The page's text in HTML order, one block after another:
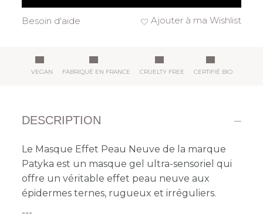
Ajouter à ma Wishlist
Besoin d'aide
VEGAN FABRIQUÉ EN FRANCE CRUELTY FREE CERTIFIÉ BIO
DESCRIPTION
Le Masque Effet Peau Neuve de la marque
Patyka est un masque gel ultra-sensoriel qui
offre un véritable effet peau neuve aux
épidermes ternes, rugueux et irréguliers.
---